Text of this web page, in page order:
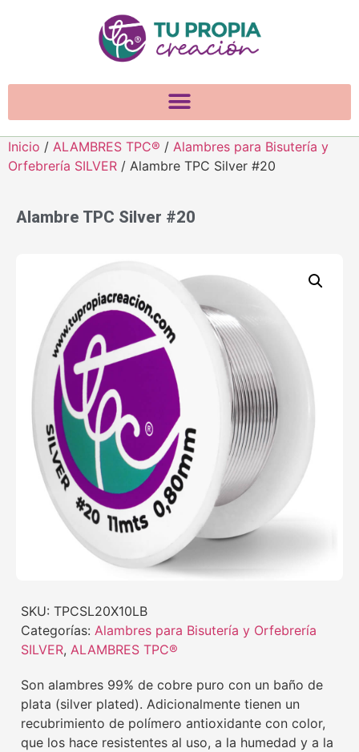
Inicio / ALAMBRES TPC® / Alambres para Bisutería y
Orfebrería SILVER / Alambre TPC Silver #20
Alambre TPC Silver #20
SKU: TPCSL20X10LB
Categorías: Alambres para Bisutería y Orfebrería
SILVER, ALAMBRES TPC®
Son alambres 99% de cobre puro con un baño de
plata (silver plated). Adicionalmente tienen un
recubrimiento de polímero antioxidante con color,
que los hace resistentes al uso, a la humedad y a la